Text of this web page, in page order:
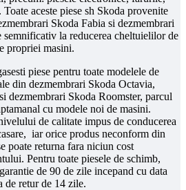
aceste piese sh Skoda provenite
Skoda Fabia si dezmembrari
la reducerea cheltuielilor de
propriei masini.
piese pentru toate modelele de
din dezmembrari Skoda Octavia,
dezmembrari Skoda Roomster, parcul
cu modele noi de masini.
de calitate impus de conducerea
iar orice produs neconform din
poate returna fara niciun cost
Pentru toate piesele de schimb,
de 90 de zile incepand cu data
de retur de 14 zile.